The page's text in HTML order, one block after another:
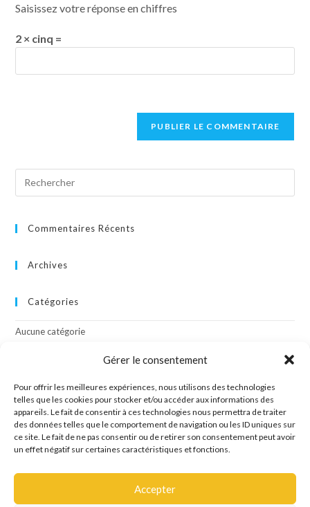
Gérer le consentement
Pour offrir les meilleures expériences, nous utilisons des technologies
telles que les cookies pour stocker et/ou accéder aux informations des
appareils. Le fait de consentir à ces technologies nous permettra de traiter
des données telles que le comportement de navigation ou les ID uniques sur
ce site. Le fait de ne pas consentir ou de retirer son consentement peut avoir
un effet négatif sur certaines caractéristiques et fonctions.
Accepter
Saisissez votre réponse en chiffres
2 × cinq =
Commentaires Récents
Archives
Catégories
Aucune catégorie
Connexion
Flux des publications
Flux des commentaires
Site de WordPress-FR